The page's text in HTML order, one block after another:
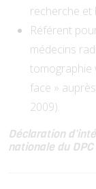
recherche et
Référent
médecins
tomographie
face »
2009).
Déclaration
nationale du DPC